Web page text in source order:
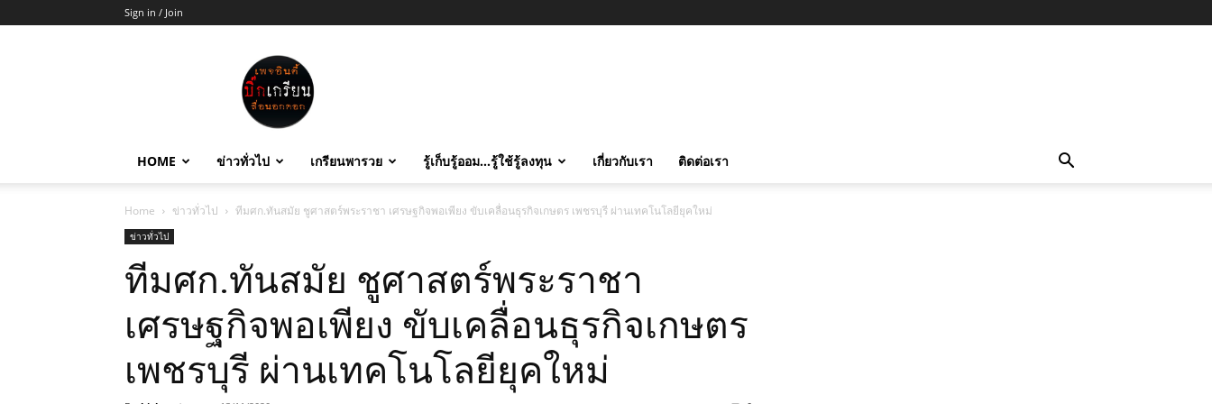
Sign in / Join
บิ๊ก
เกรียน
HOME ข่าวทั่วไป เกรียนพารวย รู้เก็บรู้ออม…รู้ใช้รู้ลงทุน เกี่ยวกับเรา ติดต่อเรา
Home ข่าวทั่วไป ทีมศก.ทันสมัย ชูศาสตร์พระราชา เศรษฐกิจพอเพียง ขับเคลื่อนธุรกิจเกษตร เพชรบุรี ผ่านเทคโนโลยียุคใหม่
ข่าวทั่วไป
ทีมศก.ทันสมัย ชูศาสตร์พระราชา
เศรษฐกิจพอเพียง ขับเคลื่อนธุรกิจเกษตร
เพชรบุรี ผ่านเทคโนโลยียุคใหม่